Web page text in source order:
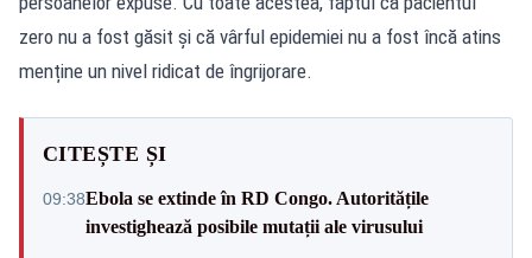
zero nu a fost găsit și că vârful epidemiei nu a fost încă atins
menține un nivel ridicat de îngrijorare.
CITEȘTE ȘI
09:38Ebola se extinde în RD Congo. Autoritățile
investighează posibile mutații ale virusului